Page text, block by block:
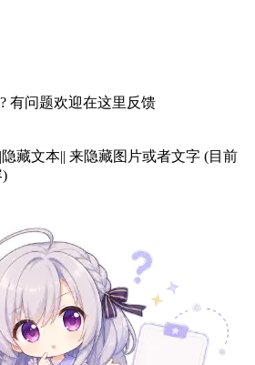
有问题欢迎在这里反馈
藏文本|| 来隐藏图片或者文字 (目前
)